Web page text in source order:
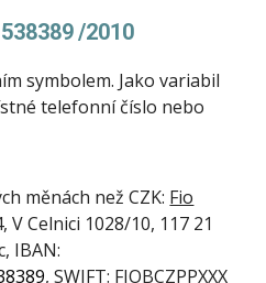
/2010
symbolem. Jako variabil
telefonní číslo nebo
měnách než CZK: Fio
V Celnici 1028/10, 117 21
IBAN:
,SWIFT: FIOBCZPPXXX